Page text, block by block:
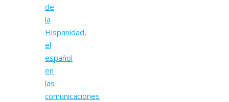
de
la
Hispanidad,
el
español
en
las
comunicaciones